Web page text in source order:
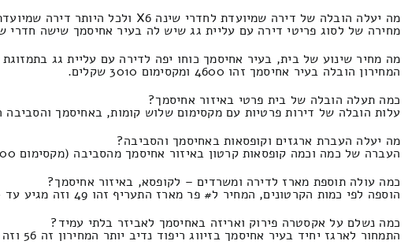
מה יעלה הובלה של דירה שמיועדת לחדרי שינה X6 ולכל היותר דירה שמיועדת לקוטג'? בעיר אחיסמך?
מחירה של לסוג פריטי דירה עם עליית גג שיש לה בעיר אחיסמך שישה חדרי שינה ולא יותר
מה מחיר שינוע של בית, בעיר אחיסמך כוחו יפה לדירה עם עליית גג
המחירון הובלה בעיר אחיסמך זהו 4600 ומקסימום 3010 שקלים.
כמה תעלה הובלה של בית פרטי באיזור אחיסמך?
עלות הובלה של דירות פרטיות עם מקסימום שלוש קומות, באחיסמך והסביבה המחיר הוא 6200 וזה
מה יעלה העברת ארגזים וקופסאות באחיסמך והסביבה?
העברה של כמה וכמה קופסאות קרטון באיזור אחיסמך מהסביבה (מקסימום 2700 ארגזים) התמחור הינו 830 ולכל היותר 300 שקל.
כמה עולה תוספת מארז לדירה ומשרדים – לקופסא, באיזור אחיסמך?
הוספה לפי כמות הקרטונים, המחיר ל# פר מארז התעריף זהו 49 וזה מגיע עד 20 שקל.
כמה נשלם על אקסטרה פירוק ואריזה באחיסמך לאביזר בלתי עמיד?
התמחור לארגז יחיד בעיר אחיסמך בזיווג ריפוד נדיב יותר המחירון זה 56 וזה מגיע עד 27 ₪.